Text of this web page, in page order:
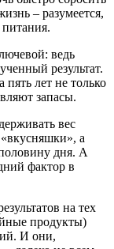
– разумеется,
ведь
результат.
лет не только
запасы.
вес
а
дня. А
фактор в
на тех
продукты)
И они,